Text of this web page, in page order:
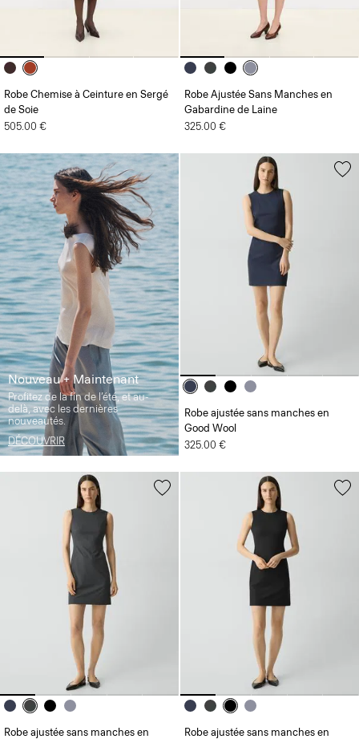
Robe Chemise à Ceinture en Sergé
de Soie
505.00 €
Robe Ajustée Sans Manches en
Gabardine de Laine
325.00 €
Nouveau + Maintenant
Profitez de la fin de l’été, et au-
delà, avec les dernières
nouveautés.
DÉCOUVRIR
Robe ajustée sans manches en
Good Wool
325.00 €
Robe ajustée sans manches en
Robe ajustée sans manches en